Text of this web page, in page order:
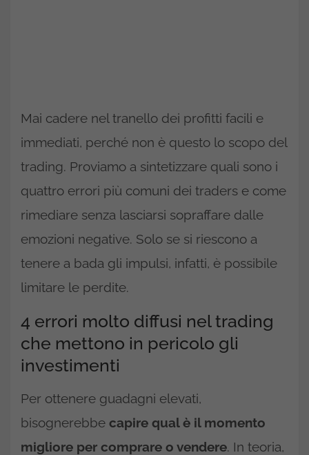
Mai cadere nel tranello dei profitti facili e
immediati, perché non è questo lo scopo del
trading. Proviamo a sintetizzare quali sono i
quattro errori più comuni dei traders e come
rimediare senza lasciarsi sopraffare dalle
emozioni negative. Solo se si riescono a
tenere a bada gli impulsi, infatti, è possibile
limitare le perdite.
4 errori molto diffusi nel trading
che mettono in pericolo gli
investimenti
Per ottenere guadagni elevati,
bisognerebbe capire qual è il momento
migliore per comprare o vendere. In teoria,